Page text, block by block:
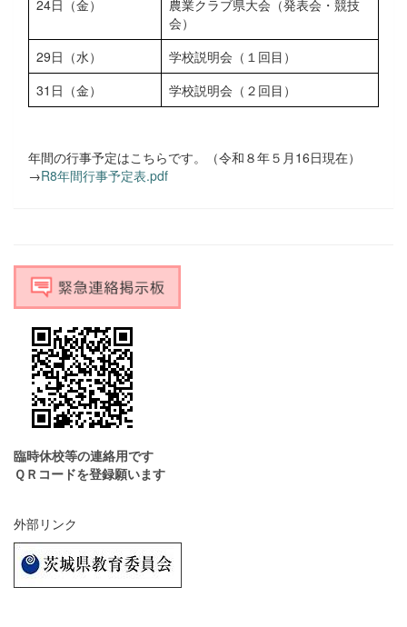
24日（金）
農業クラブ県大会（発表会・競技
会）
29日（水）
学校説明会（１回目）
31日（金）
学校説明会（２回目）
年間の行事予定はこちらです。（令和８年５月16日現在）
→R8年間行事予定表.pdf
臨時休校等の連絡用です
ＱＲコードを登録願います
外部リンク